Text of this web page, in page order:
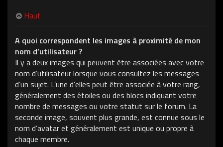
Haut
A quoi correspondent les images à proximité de mon
nom d’utilisateur ?
Il y a deux images qui peuvent être associées avec votre
nom d’utilisateur lorsque vous consultez les messages
d’un sujet. L’une d’elles peut être associée à votre rang,
généralement des étoiles ou des blocs indiquant votre
nombre de messages ou votre statut sur le forum. La
seconde image, souvent plus grande, est connue sous le
nom d’avatar et généralement est unique ou propre à
chaque membre.